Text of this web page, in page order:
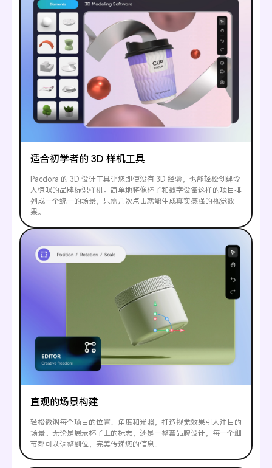
适合初学者的 3D 样机工具
Pacdora 的 3D 设计工具让您即使没有 3D 经验，也能轻松创建令
人惊叹的品牌标识样机。简单地将像杯子和数字设备这样的项目排
列成一个统一的场景，只需几次点击就能生成真实感强的视觉效
果。
直观的场景构建
轻松微调每个项目的位置、角度和光照，打造视觉效果引人注目的
场景。无论是展示杯子上的标志，还是一整套品牌设计，每一个细
节都可以调整到位，完美传递您的信息。